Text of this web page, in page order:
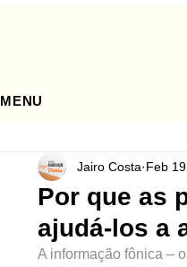
MENU
Por que as
ajudá-los a
Jairo Costa Feb
A informação fônica –